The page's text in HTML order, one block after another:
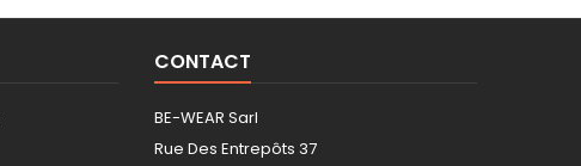
CONTACT
BE-WEAR Sarl
Rue Des Entrepôts 37